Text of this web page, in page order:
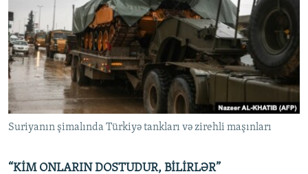
Suriyanın şimalında Türkiyə tankları və zirehli maşınları
“KİM ONLARIN DOSTUDUR, BİLİRLƏR”